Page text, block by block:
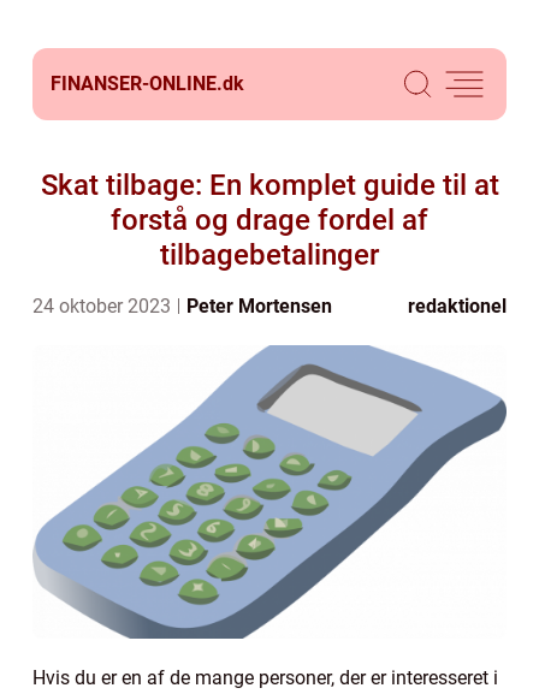
FINANSER-ONLINE.dk
Skat tilbage: En komplet guide til at
forstå og drage fordel af
tilbagebetalinger
24 oktober 2023 Peter Mortensen redaktionel
Hvis du er en af de mange personer, der er interesseret i